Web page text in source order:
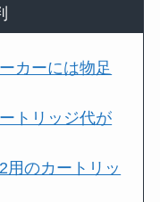
カーには物足
トリッジ代が
用のカートリッ